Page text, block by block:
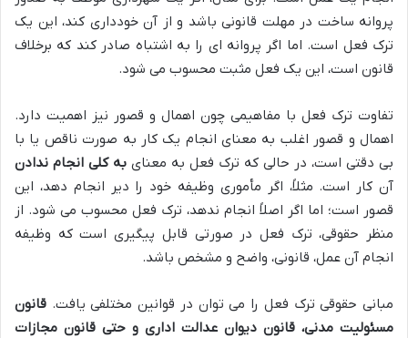
پروانه ساخت در مهلت قانونی باشد و از آن خودداری کند، این یک
ترک فعل است. اما اگر پروانه ای را به اشتباه صادر کند که برخلاف
قانون است، این یک فعل مثبت محسوب می شود.
تفاوت ترک فعل با مفاهیمی چون اهمال و قصور نیز اهمیت دارد.
اهمال و قصور اغلب به معنای انجام یک کار به صورت ناقص یا با
بی دقتی است، در حالی که ترک فعل به معنای به کلی انجام ندادن
آن کار است. مثلاً، اگر مأموری وظیفه خود را دیر انجام دهد، این
قصور است؛ اما اگر اصلاً انجام ندهد، ترک فعل محسوب می شود. از
منظر حقوقی، ترک فعل در صورتی قابل پیگیری است که وظیفه
انجام آن عمل، قانونی، واضح و مشخص باشد.
مبانی حقوقی ترک فعل را می توان در قوانین مختلفی یافت. قانون
مسئولیت مدنی، قانون دیوان عدالت اداری و حتی قانون مجازات